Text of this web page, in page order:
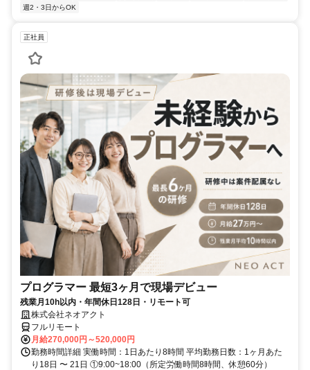
週2・3日からOK
正社員
プログラマー 最短3ヶ月で現場デビュー
残業月10h以内・年間休日128日・リモート可
株式会社ネオアクト
フルリモート
月給270,000円～520,000円
勤務時間詳細 実働時間：1日あたり8時間 平均勤務日数：1ヶ月あた
り18日 〜 21日 ①9:00~18:00（所定労働時間8時間、休憩60分）